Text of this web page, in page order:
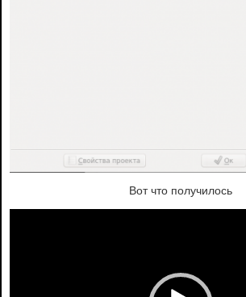
Вот что получилось